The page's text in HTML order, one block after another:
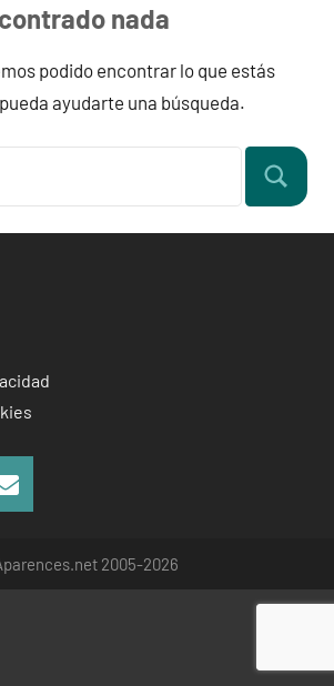
nada
podido encontrar lo que estás
ayudarte una búsqueda.
Buscar
2005-2026